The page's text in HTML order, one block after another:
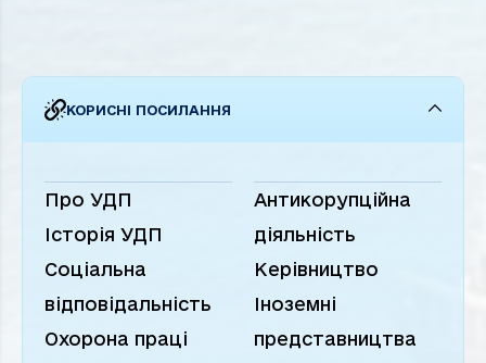
флоту БТОФ. У четвертому
КОРИСНІ ПОСИЛАННЯ
Про УДП
Історія УДП
Соціальна
відповідальність
Охорона праці
Антикорупційна
діяльність
Керівництво
Іноземні
представництва